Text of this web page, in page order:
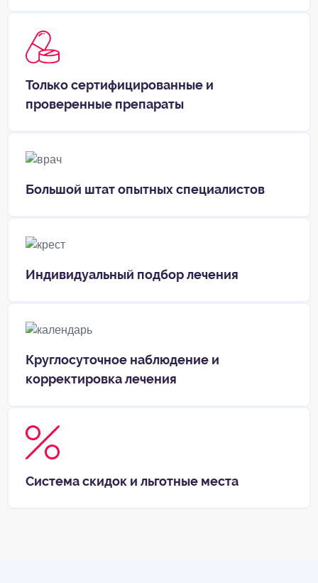
Только сертифицированные и
проверенные препараты
Большой штат опытных специалистов
Индивидуальный подбор лечения
Круглосуточное наблюдение и
корректировка лечения
Система скидок и льготные места